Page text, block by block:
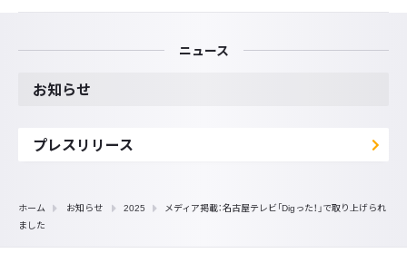
ニュース
お知らせ
プレスリリース
ホーム お知らせ 2025
メディア掲載：名古屋テレビ「Digった！」で取り上げられ
ました